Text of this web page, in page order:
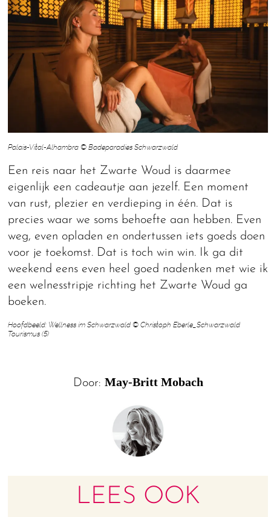
Palais-Vital-Alhambra © Badeparadies Schwarzwald
Een reis naar het Zwarte Woud is daarmee
eigenlijk een cadeautje aan jezelf. Een moment
van rust, plezier en verdieping in één. Dat is
precies waar we soms behoefte aan hebben. Even
weg, even opladen en ondertussen iets goeds doen
voor je toekomst. Dat is toch win win. Ik ga dit
weekend eens even heel goed nadenken met wie ik
een welnesstripje richting het Zwarte Woud ga
boeken.
Hoofdbeeld: Wellness im Schwarzwald © Christoph Eberle_Schwarzwald
Tourismus (5)
Door: May-Britt Mobach
LEES OOK